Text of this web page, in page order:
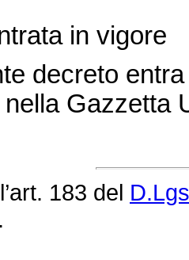
in vigore
decreto entra
Gazzetta
183 del